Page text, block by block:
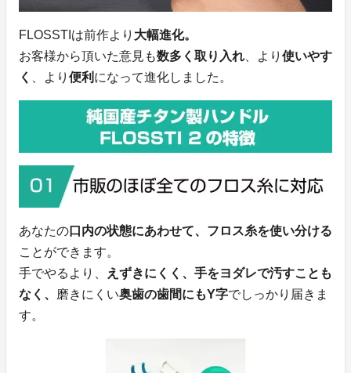
FLOSSTIは前作より 大幅進化。
お客様から頂いた意見も数多く取り入れ 、より 使いやす
く
、より 便利 になって進化しました。
あなたの口内の状態にあわせて、フロス糸を使い分ける
ことができます。
手でやるより、
えずきにくく、手をヨダレで汚すことも
なく、
磨きにくい奥歯の歯間にもY字でしっかり届きま
す。